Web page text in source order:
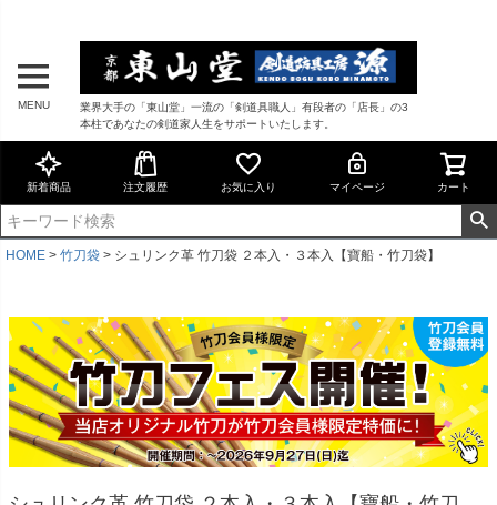
MENU
業界大手の「東山堂」一流の「剣道具職人」有段者の「店長」の3
本柱であなたの剣道家人生をサポートいたします。
新着商品 注文履歴 お気に入り マイページ カート
HOME 竹刀袋 シュリンク革 竹刀袋 ２本入・３本入【寶船・竹刀袋】